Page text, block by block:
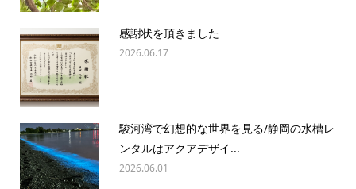
感謝状を頂きました
2026.06.17
駿河湾で幻想的な世界を見る/静岡の水槽レ
ンタルはアクアデザイ...
2026.06.01